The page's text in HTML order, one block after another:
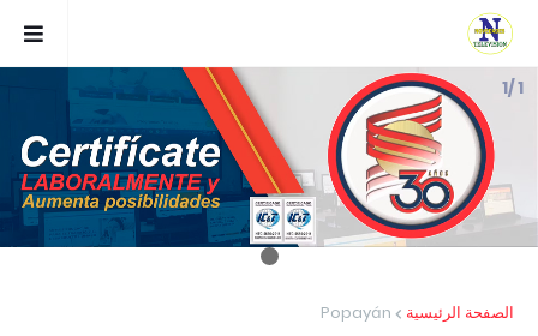
1 /1
الصفحة الرئيسية Popayán